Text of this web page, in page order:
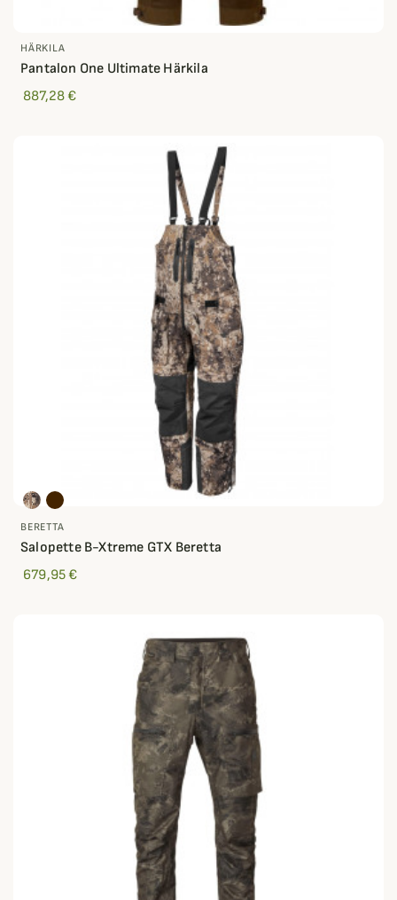
HÄRKILA
Pantalon One Ultimate Härkila
887,28 €
BERETTA
Salopette B-Xtreme GTX Beretta
679,95 €